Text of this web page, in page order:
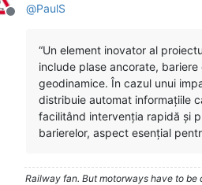
Deconectat
@PaulS
“Un element inovator al
include plase ancorate,
geodinamice. În cazul unui
distribuie automat informațiile
facilitând intervenția rapidă și
barierelor, aspect esențial
Railway fan. But motorways have to be